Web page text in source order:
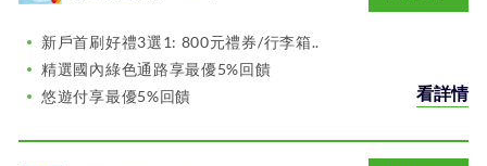
新戶首刷好禮3選1: 800元禮券/行李箱..
精選國內綠色通路享最優5%回饋
悠遊付享最優5%回饋
看詳情